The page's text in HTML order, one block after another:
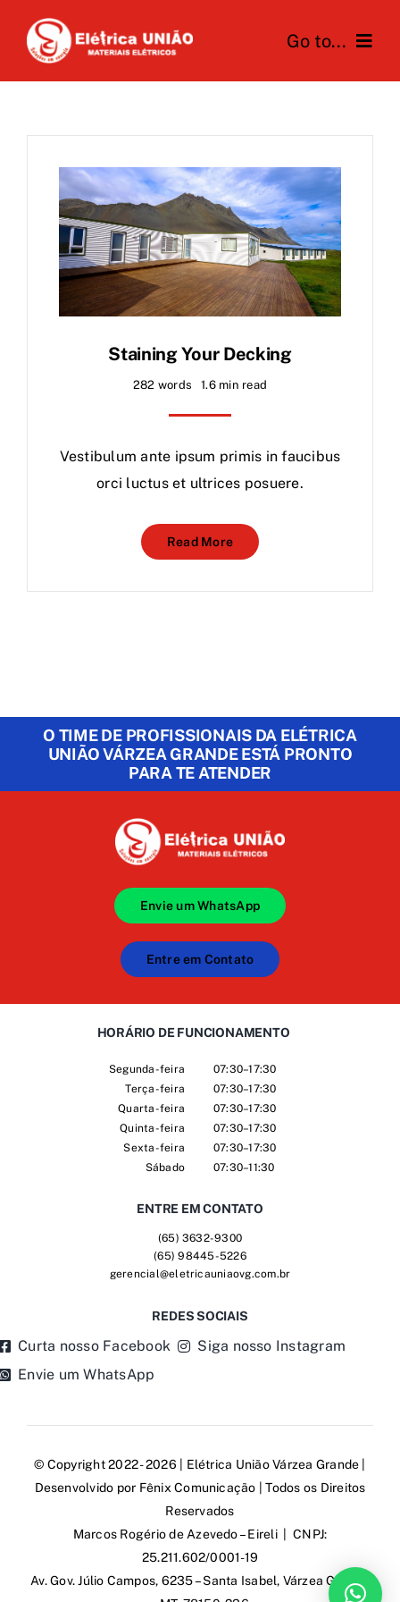
content
Go to...
Produtos
Novidades
Staining Your Decking
282 words 1.6 min read
Vestibulum ante ipsum primis in faucibus
orci luctus et ultrices posuere.
Read More
O TIME DE PROFISSIONAIS DA ELÉTRICA
UNIÃO VÁRZEA GRANDE ESTÁ PRONTO
PARA TE ATENDER
Envie um WhatsApp
Entre em Contato
HORÁRIO DE FUNCIONAMENTO
Segunda-feira
Terça-feira
Quarta-feira
Quinta-feira
Sexta-feira
Sábado
07:30–17:30
07:30–17:30
07:30–17:30
07:30–17:30
07:30–17:30
07:30–11:30
ENTRE EM CONTATO
(65) 3632-9300
(65) 98445-5226
gerencial@eletricauniaovg.com.br
REDES SOCIAIS
Curta nosso Facebook
Siga nosso Instagram
Envie um WhatsApp
© Copyright 2022 - 2026 | Elétrica União Várzea Grande |
Desenvolvido por Fênix Comunicação | Todos os Direitos
Reservados
Marcos Rogério de Azevedo – Eireli | CNPJ:
25.211.602/0001-19
Av. Gov. Júlio Campos, 6235 – Santa Isabel, Várzea Grande